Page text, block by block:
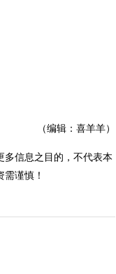
（编辑：喜羊羊）
多信息之目的，不代表本
谨慎！